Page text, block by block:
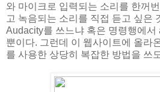
와 마이크로 입력되는 소리를 한꺼
고 녹음되는 소리를 직접 듣고 싶은
Audacity를 쓰느냐 혹은 명령행에서
뿐이다. 그런데 이 웹사이트에 올라
를 사용한 상당히 복잡한 방법을 쓰